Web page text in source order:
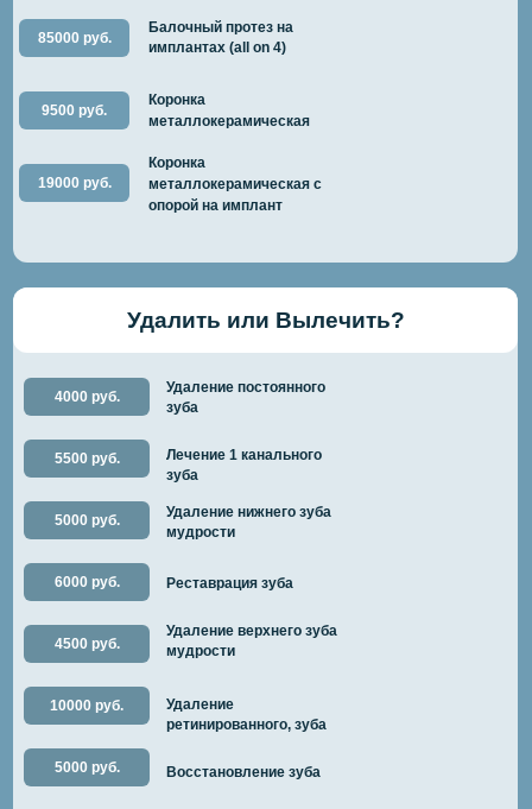
Балочный протез на
имплантах (all on 4)
85000 руб.
Коронка
металлокерамическая
9500 руб.
Коронка
металлокерамическая с
опорой на имплант
19000 руб.
Удалить или Вылечить?
Удаление постоянного
зуба
4000 руб.
Лечение 1 канального
зуба
5500 руб.
Удаление верхнего зуба
мудрости
Реставрация зуба
6000 руб.
Удаление
ретинированного, зуба
4500 руб.
10000 руб.
Восстановление зуба
5000 руб.
Удаление нижнего зуба
мудрости
5000 руб.